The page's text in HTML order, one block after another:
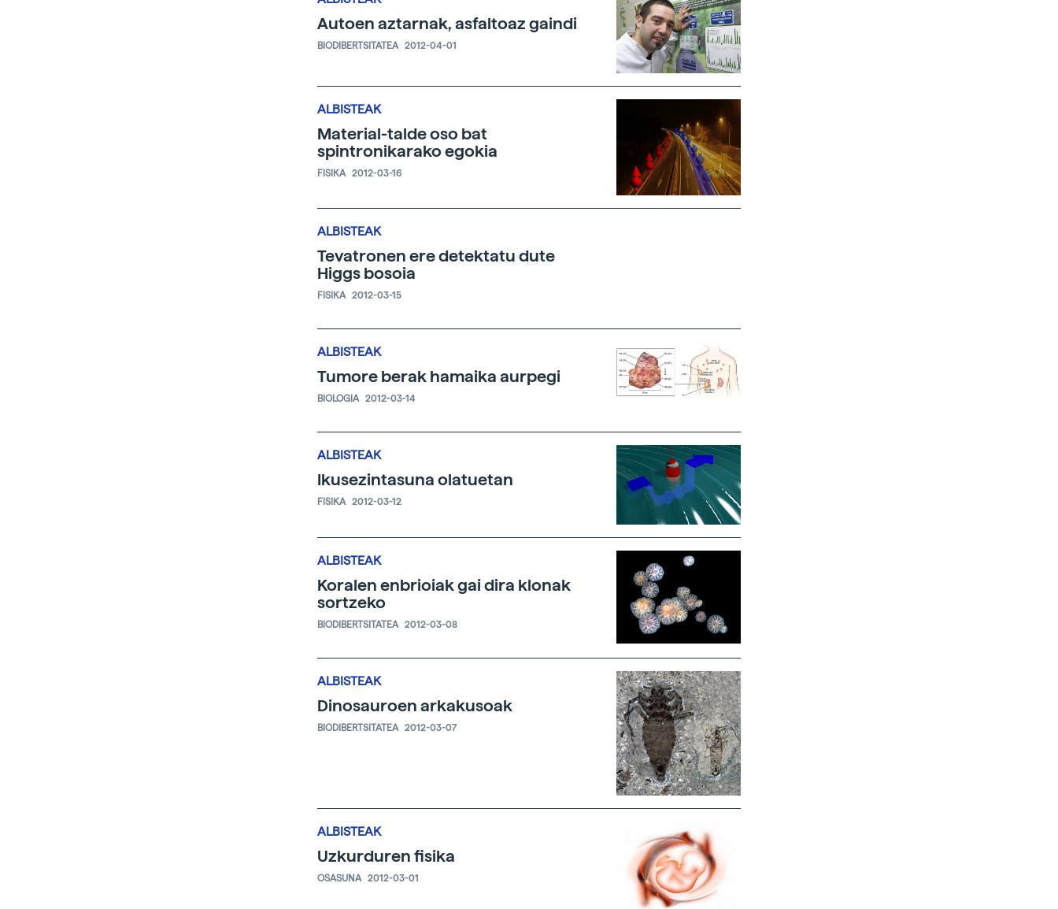
Autoen aztarnak, asfaltoaz gaindi
BIODIBERTSITATEA 2012-04-01
ALBISTEAK
Material-talde oso bat
spintronikarako egokia
FISIKA 2012-03-16
ALBISTEAK
Tevatronen ere detektatu dute
Higgs bosoia
FISIKA 2012-03-15
ALBISTEAK
Tumore berak hamaika aurpegi
BIOLOGIA 2012-03-14
ALBISTEAK
Ikusezintasuna olatuetan
FISIKA 2012-03-12
ALBISTEAK
Koralen enbrioiak gai dira klonak
sortzeko
BIODIBERTSITATEA 2012-03-08
ALBISTEAK
Dinosauroen arkakusoak
BIODIBERTSITATEA 2012-03-07
ALBISTEAK
Uzkurduren fisika
OSASUNA 2012-03-01